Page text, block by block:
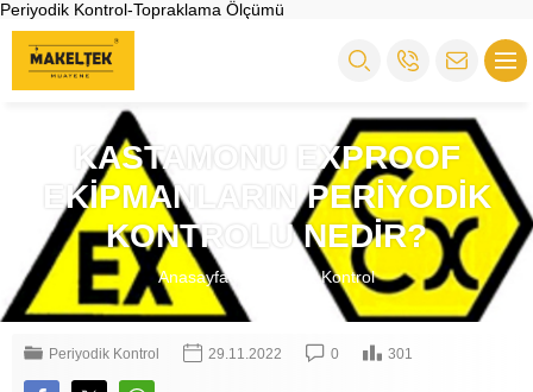
Periyodik Kontrol-Topraklama Ölçümü
KASTAMONU EXPROOF
EKİPMANLARIN PERİYODİK
KONTROLU NEDİR?
Anasayfa» Periyodik Kontrol
Periyodik Kontrol 29.11.2022 0 301